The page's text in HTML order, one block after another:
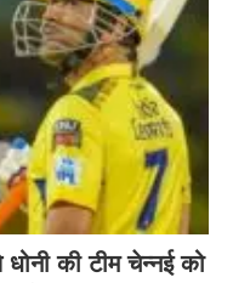
की टीम चेन्नई को